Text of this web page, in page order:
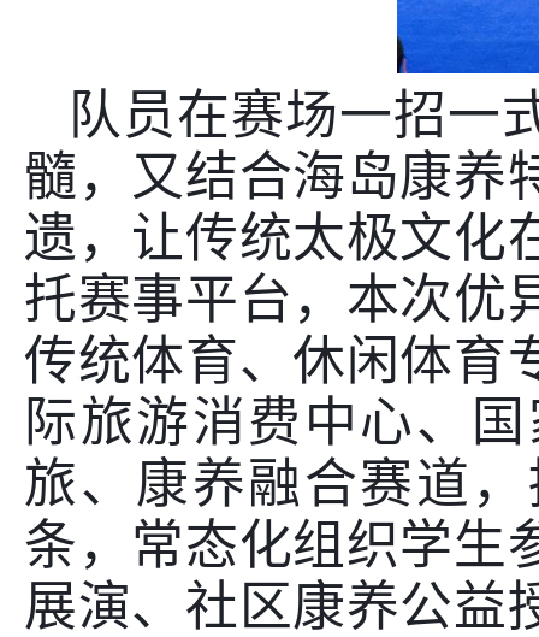
队员在赛场一招一
髓，又结合海岛康养
遗，让传统太极文化
托赛事平台，本次优
传统体育、休闲体育
际旅游消费中心、
旅、康养融合赛道
条，常态化组织学生
展演、社区康养公益